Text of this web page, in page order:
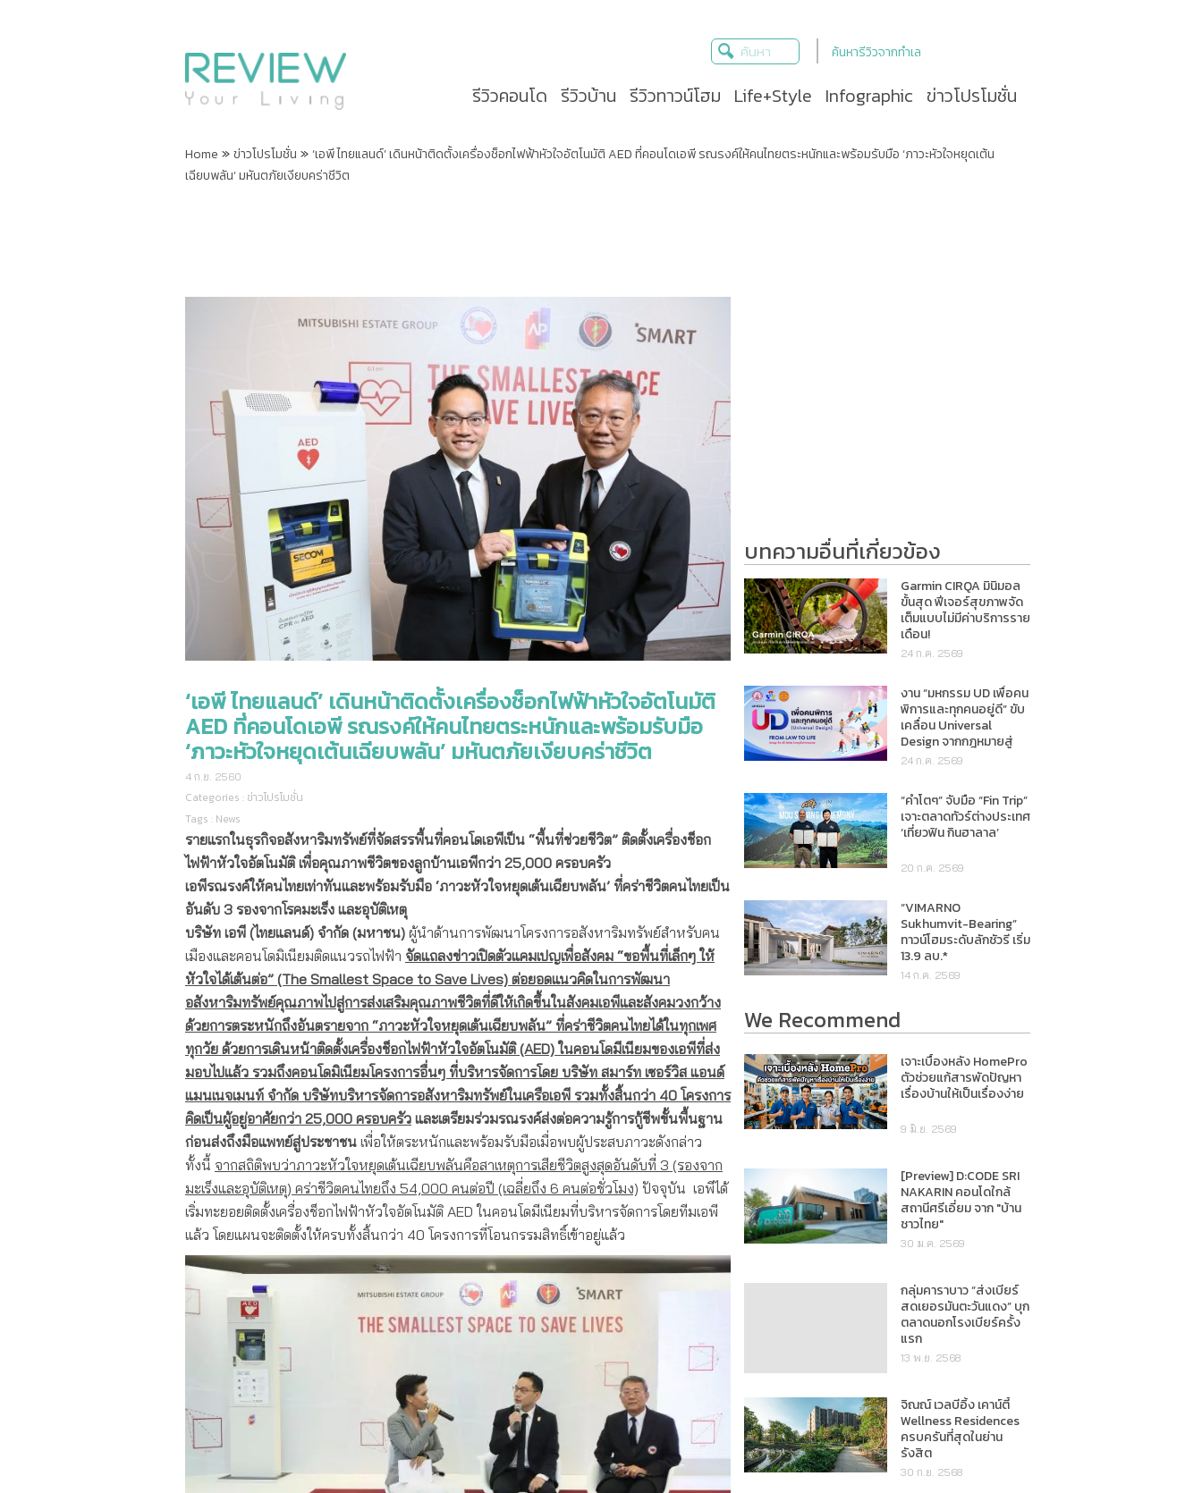
ค้นหารีวิวจากทำเล
รีวิวคอนโด รีวิวบ้าน รีวิวทาวน์โฮม Life+Style Infographic ข่าวโปรโมชั่น
Home »ข่าวโปรโมชั่น »‘เอพี ไทยแลนด์’ เดินหน้าติดตั้งเครื่องช็อกไฟฟ้าหัวใจอัตโนมัติ AED ที่คอนโดเอพี รณรงค์ให้คนไทยตระหนักและพร้อมรับมือ ‘ภาวะหัวใจหยุดเต้น
เฉียบพลัน’ มหันตภัยเงียบคร่าชีวิต
‘เอพี ไทยแลนด์’ เดินหน้าติดตั้งเครื่องช็อกไฟฟ้าหัวใจอัตโนมัติ
AED ที่คอนโดเอพี รณรงค์ให้คนไทยตระหนักและพร้อมรับมือ
‘ภาวะหัวใจหยุดเต้นเฉียบพลัน’ มหันตภัยเงียบคร่าชีวิต
4 ก.ย. 2560
Categories : ข่าวโปรโมชั่น
Tags : News
รายแรกในธุรกิจอสังหาริมทรัพย์ที่จัดสรรพื้นที่คอนโดเอพีเป็น “พื้นที่ช่วยชีวิต” ติดตั้งเครื่องช็อก
ไฟฟ้าหัวใจอัตโนมัติเพื่อคุณภาพชีวิตของลูกบ้านเอพีกว่า 25,000 ครอบครัว
เอพีรณรงค์ให้คนไทยเท่าทันและพร้อมรับมือ ‘ภาวะหัวใจหยุดเต้นเฉียบพลัน’ ที่คร่าชีวิตคนไทยเป็น
อันดับ 3 รองจากโรคมะเร็ง และอุบัติเหตุ
บริษัท เอพี (ไทยแลนด์) จำกัด (มหาชน) ผู้นำด้านการพัฒนาโครงการอสังหาริมทรัพย์สำหรับคน
เมืองและคอนโดมิเนียมติดแนวรถไฟฟ้า จัดแถลงข่าวเปิดตัวแคมเปญเพื่อสังคม “ขอพื้นที่เล็กๆ ให้
หัวใจได้เต้นต่อ” (The Smallest Space to Save Lives) ต่อยอดแนวคิดในการพัฒนา
อสังหาริมทรัพย์คุณภาพไปสู่การส่งเสริมคุณภาพชีวิตที่ดีให้เกิดขึ้นในสังคมเอพีและสังคมวงกว้าง
ด้วยการตระหนักถึงอันตรายจาก “ภาวะหัวใจหยุดเต้นเฉียบพลัน” ที่คร่าชีวิตคนไทยได้ในทุกเพศ
ทุกวัย ด้วยการเดินหน้าติดตั้งเครื่องช็อกไฟฟ้าหัวใจอัตโนมัติ (AED) ในคอนโดมีเนียมของเอพีที่ส่ง
มอบไปแล้ว รวมถึงคอนโดมิเนียมโครงการอื่นๆ ที่บริหารจัดการโดย บริษัท สมาร์ท เซอร์วิส แอนด์
แมนเนจเมนท์ จำกัด บริษัทบริหารจัดการอสังหาริมทรัพย์ในเครือเอพี รวมทั้งสิ้นกว่า 40 โครงการ
คิดเป็นผู้อยู่อาศัยกว่า 25,000 ครอบครัว และเตรียมร่วมรณรงค์ส่งต่อความรู้การกู้ชีพขั้นพื้นฐาน
ก่อนส่งถึงมือแพทย์สู่ประชาชน เพื่อให้ตระหนักและพร้อมรับมือเมื่อพบผู้ประสบภาวะดังกล่าว
ทั้งนี้ จากสถิติพบว่าภาวะหัวใจหยุดเต้นเฉียบพลันคือสาเหตุการเสียชีวิตสูงสุดอันดับที่ 3 (รองจาก
มะเร็งและอุบัติเหตุ) คร่าชีวิตคนไทยถึง 54,000 คนต่อปี (เฉลี่ยถึง 6 คนต่อชั่วโมง) ปัจจุบัน เอพีได้
เริ่มทะยอยติดตั้งเครื่องช็อกไฟฟ้าหัวใจอัตโนมัติ AED ในคอนโดมีเนียมที่บริหารจัดการโดยทีมเอพี
แล้ว โดยแผนจะติดตั้งให้ครบทั้งสิ้นกว่า 40 โครงการที่โอนกรรมสิทธิ์เข้าอยู่แล้ว
บทความอื่นที่เกี่ยวข้อง
Garmin CIRQA มินิมอล
ขั้นสุด ฟีเจอร์สุขภาพจัด
เต็มแบบไม่มีค่าบริการราย
เดือน!
24 ก.ค. 2569
งาน “มหกรรม UD เพื่อคน
พิการและทุกคนอยู่ดี” ขับ
เคลื่อน Universal
Design จากกฎหมายสู่
การใช้ชีวิตจริง
24 ก.ค. 2569
“คำโตๆ” จับมือ “Fin Trip”
เจาะตลาดทัวร์ต่างประเทศ
‘เที่ยวฟิน กินฮาลาล’
20 ก.ค. 2569
“VIMARNO
Sukhumvit-Bearing”
ทาวน์โฮมระดับลักชัวรี เริ่ม
13.9 ลบ.*
14 ก.ค. 2569
We Recommend
เจาะเบื้องหลัง HomePro
ตัวช่วยแก้สารพัดปัญหา
เรื่องบ้านให้เป็นเรื่องง่าย
9 มิ.ย. 2569
[Preview] D:CODE SRI
NAKARIN คอนโดใกล้
สถานีศรีเอี่ยม จาก "บ้าน
ชาวไทย"
30 ม.ค. 2569
กลุ่มคาราบาว “ส่งเบียร์
สดเยอรมันตะวันแดง” บุก
ตลาดนอกโรงเบียร์ครั้ง
แรก
13 พ.ย. 2568
จิณณ์ เวลบีอิ้ง เคาน์ตี้
Wellness Residences
ครบครันที่สุดในย่าน
รังสิต
30 ก.ย. 2568